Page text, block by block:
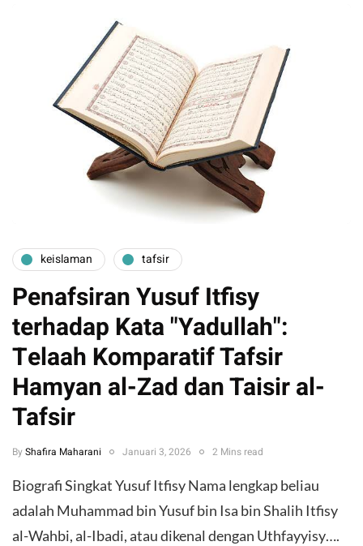
keislaman tafsir
Penafsiran Yusuf Itfisy
terhadap Kata "Yadullah":
Telaah Komparatif Tafsir
Hamyan al-Zad dan Taisir al-
Tafsir
By Shafira Maharani Januari 3, 2026 2 Mins read
Biografi Singkat Yusuf Itfisy Nama lengkap beliau
adalah Muhammad bin Yusuf bin Isa bin Shalih Itfisy
al-Wahbi, al-Ibadi, atau dikenal dengan Uthfayyisy….